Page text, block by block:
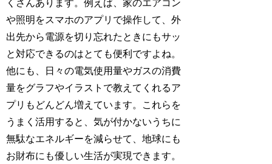
くさんあります。例えば、家のエアコン
や照明をスマホのアプリで操作して、外
出先から電源を切り忘れたときにもサッ
と対応できるのはとても便利ですよね。
他にも、日々の電気使用量やガスの消費
量をグラフやイラストで教えてくれるア
プリもどんどん増えています。これらを
うまく活用すると、気が付かないうちに
無駄なエネルギーを減らせて、地球にも
お財布にも優しい生活が実現できます。